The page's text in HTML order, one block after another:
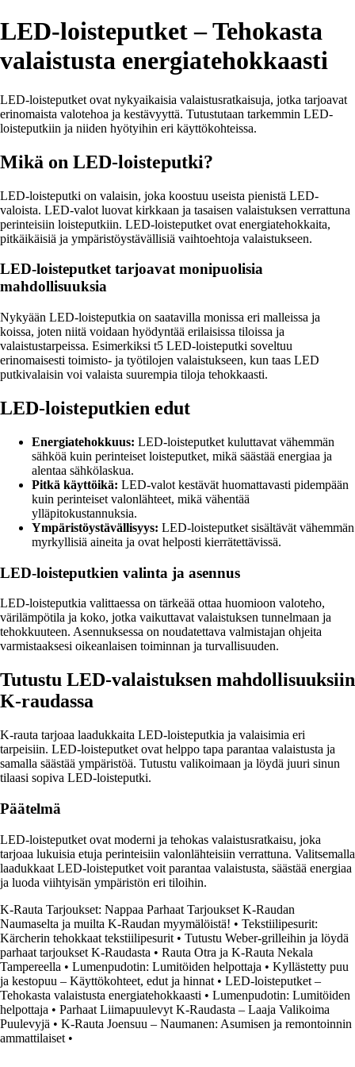
LED-loisteputket – Tehokasta
valaistusta energiatehokkaasti
LED-loisteputket ovat nykyaikaisia valaistusratkaisuja, jotka tarjoavat
erinomaista valotehoa ja kestävyyttä. Tutustutaan tarkemmin LED-
loisteputkiin ja niiden hyötyihin eri käyttökohteissa.
Mikä on LED-loisteputki?
LED-loisteputki on valaisin, joka koostuu useista pienistä LED-
valoista. LED-valot luovat kirkkaan ja tasaisen valaistuksen verrattuna
perinteisiin loisteputkiin. LED-loisteputket ovat energiatehokkaita,
pitkäikäisiä ja ympäristöystävällisiä vaihtoehtoja valaistukseen.
LED-loisteputket tarjoavat monipuolisia
mahdollisuuksia
Nykyään LED-loisteputkia on saatavilla monissa eri malleissa ja
koissa, joten niitä voidaan hyödyntää erilaisissa tiloissa ja
valaistustarpeissa. Esimerkiksi t5 LED-loisteputki soveltuu
erinomaisesti toimisto- ja työtilojen valaistukseen, kun taas LED
putkivalaisin voi valaista suurempia tiloja tehokkaasti.
LED-loisteputkien edut
Energiatehokkuus: LED-loisteputket kuluttavat vähemmän
sähköä kuin perinteiset loisteputket, mikä säästää energiaa ja
alentaa sähkölaskua.
Pitkä käyttöikä: LED-valot kestävät huomattavasti pidempään
kuin perinteiset valonlähteet, mikä vähentää
ylläpitokustannuksia.
Ympäristöystävällisyys: LED-loisteputket sisältävät vähemmän
myrkyllisiä aineita ja ovat helposti kierrätettävissä.
LED-loisteputkien valinta ja asennus
LED-loisteputkia valittaessa on tärkeää ottaa huomioon valoteho,
värilämpötila ja koko, jotka vaikuttavat valaistuksen tunnelmaan ja
tehokkuuteen. Asennuksessa on noudatettava valmistajan ohjeita
varmistaaksesi oikeanlaisen toiminnan ja turvallisuuden.
Tutustu LED-valaistuksen mahdollisuuksiin
K-raudassa
K-rauta tarjoaa laadukkaita LED-loisteputkia ja valaisimia eri
tarpeisiin. LED-loisteputket ovat helppo tapa parantaa valaistusta ja
samalla säästää ympäristöä. Tutustu valikoimaan ja löydä juuri sinun
tilaasi sopiva LED-loisteputki.
Päätelmä
LED-loisteputket ovat moderni ja tehokas valaistusratkaisu, joka
tarjoaa lukuisia etuja perinteisiin valonlähteisiin verrattuna. Valitsemalla
laadukkaat LED-loisteputket voit parantaa valaistusta, säästää energiaa
ja luoda viihtyisän ympäristön eri tiloihin.
K-Rauta Tarjoukset: Nappaa Parhaat Tarjoukset K-Raudan
Naumaselta ja muilta K-Raudan myymälöistä! • Tekstiilipesurit:
Kärcherin tehokkaat tekstiilipesurit • Tutustu Weber-grilleihin ja löydä
parhaat tarjoukset K-Raudasta • Rauta Otra ja K-Rauta Nekala
Tampereella • Lumenpudotin: Lumitöiden helpottaja • Kyllästetty puu
ja kestopuu – Käyttökohteet, edut ja hinnat • LED-loisteputket –
Tehokasta valaistusta energiatehokkaasti • Lumenpudotin: Lumitöiden
helpottaja • Parhaat Liimapuulevyt K-Raudasta – Laaja Valikoima
Puulevyjä • K-Rauta Joensuu – Naumanen: Asumisen ja remontoinnin
ammattilaiset •